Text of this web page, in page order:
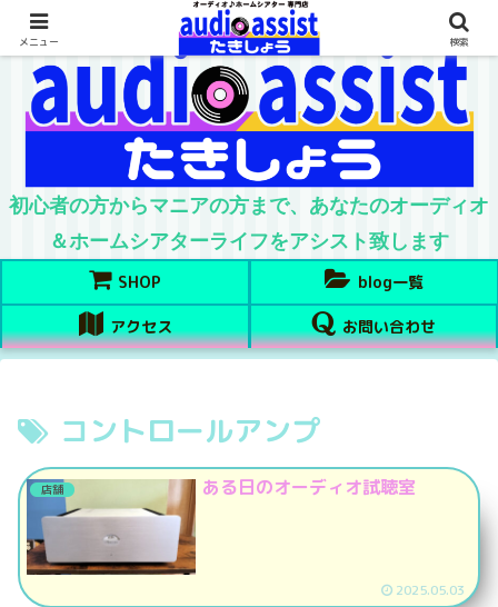
初心者の方からマニアの方まで、あなたのオーディオ
＆ホームシアターライフをアシスト致します
SHOP blog一覧
アクセス お問い合わせ
コントロールアンプ
店舗 ある日のオーディオ試聴室
2025.05.03
メニュー 検索